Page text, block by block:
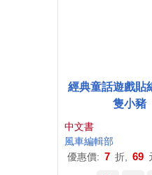
經典童話遊戲貼
隻小豬
中文書
風車編輯部
優惠價: 7 折, 69